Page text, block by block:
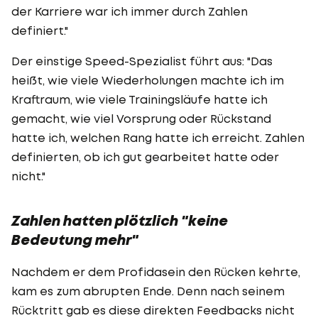
der Karriere war ich immer durch Zahlen
definiert."
Der einstige Speed-Spezialist führt aus: "Das
heißt, wie viele Wiederholungen machte ich im
Kraftraum, wie viele Trainingsläufe hatte ich
gemacht, wie viel Vorsprung oder Rückstand
hatte ich, welchen Rang hatte ich erreicht. Zahlen
definierten, ob ich gut gearbeitet hatte oder
nicht."
Zahlen hatten plötzlich "keine
Bedeutung mehr"
Nachdem er dem Profidasein den Rücken kehrte,
kam es zum abrupten Ende. Denn nach seinem
Rücktritt gab es diese direkten Feedbacks nicht